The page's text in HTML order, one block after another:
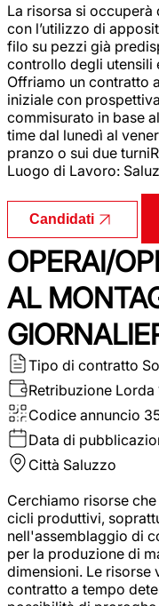
La risorsa si
con l’utilizzo di
filo su pezzi già
controllo degli utensili
Offriamo un contratto
iniziale con
commisurato in base
time dal lunedì al
pranzo o sui due
Luogo di Lavoro:
Candidati
OPERAI/
AL
Tipo di contratto
Retribuzione Lorda
Codice annuncio
Data di
Città Saluzzo
Cerchiamo risorse
cicli produttivi,
nell'assemblaggio di
per la produzione di
dimensioni. Le risorse
contratto a tempo